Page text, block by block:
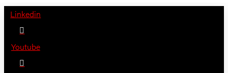
Saltar
contenido
Linkedin
Youtube